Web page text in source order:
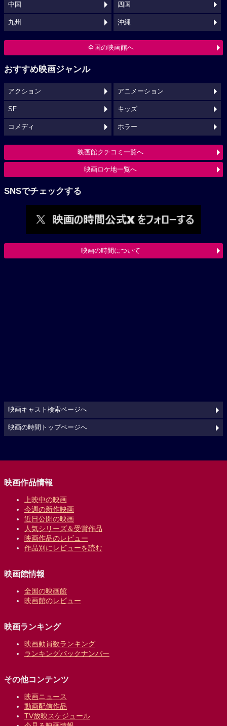
中国 四国
九州 沖縄
全国の映画館へ
おすすめ映画ジャンル
アクション アニメーション
SF キッズ
コメディ ホラー
映画館クチコミ一覧へ
映画ロケ地一覧へ
SNSでチェックする
映画の時間について
映画キャスト検索ページへ
映画の時間トップページへ
映画作品情報
上映中の映画
今週の新作映画
近日公開の映画
人気シリーズ＆受賞作品
映画作品のレビュー
作品別にレビューを読む
映画館情報
全国の映画館
映画館のレビュー
映画ランキング
映画動員数ランキング
ランキングバックナンバー
その他コンテンツ
映画ニュース
動画配信作品
TV放映スケジュール